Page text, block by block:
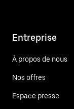
Entreprise
À propos de nous
Nos offres
Espace presse